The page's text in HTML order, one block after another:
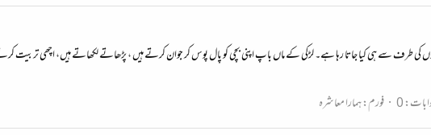
والوں کی طرف سے ہی کیا جاتا رہا ہے۔ لڑکی کے ماں باپ اپنی بچی کو پال پوس کر جوان کرتے ہیں ، پڑھاتے لکھاتے ہیں، اچھی تربیت
0 فورم:ہمارا معاشرہ